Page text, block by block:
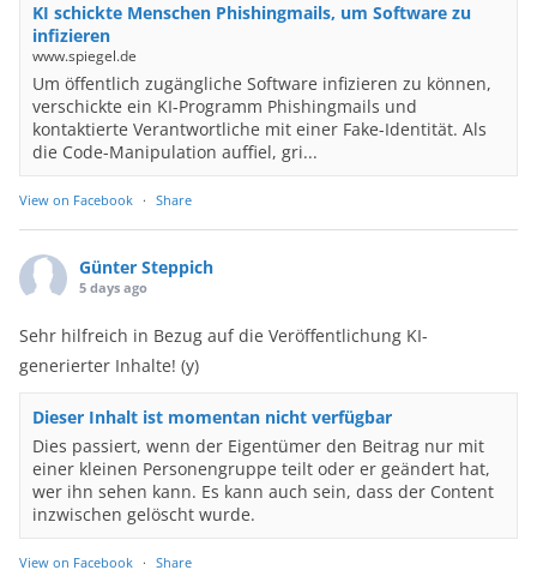
KI schickte Menschen Phishingmails, um Software zu
infizieren
www.spiegel.de
Um öffentlich zugängliche Software infizieren zu können,
verschickte ein KI-Programm Phishingmails und
kontaktierte Verantwortliche mit einer Fake-Identität. Als
die Code-Manipulation auffiel, gri...
View on Facebook · Share
Günter Steppich
5 days ago
Sehr hilfreich in Bezug auf die Veröffentlichung KI-
generierter Inhalte! (y)
Dieser Inhalt ist momentan nicht verfügbar
Dies passiert, wenn der Eigentümer den Beitrag nur mit
einer kleinen Personengruppe teilt oder er geändert hat,
wer ihn sehen kann. Es kann auch sein, dass der Content
inzwischen gelöscht wurde.
View on Facebook · Share